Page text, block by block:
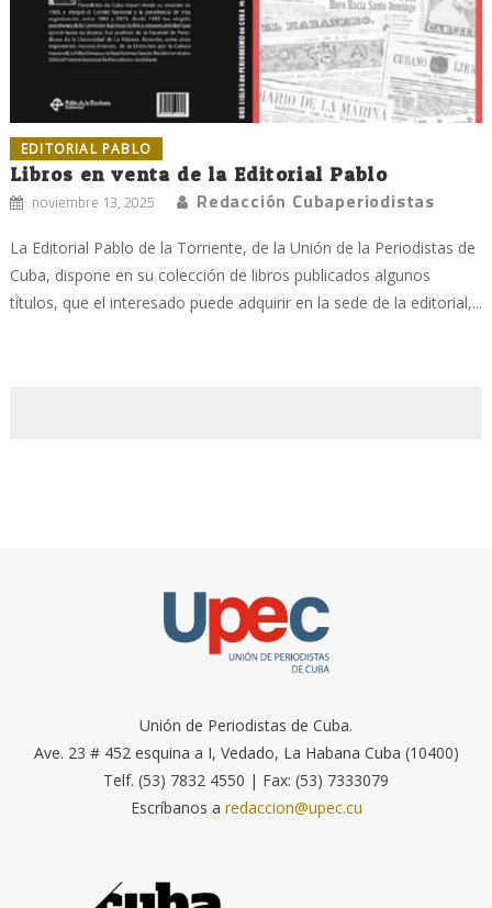
EDITORIAL PABLO
Libros en venta de la Editorial Pablo
noviembre 13, 2025 Redacción Cubaperiodistas
La Editorial Pablo de la Torriente, de la Unión de la Periodistas de
Cuba, dispone en su colección de libros publicados algunos
títulos, que el interesado puede adquirir en la sede de la editorial,...
Unión de Periodistas de Cuba.
Ave. 23 # 452 esquina a I, Vedado, La Habana Cuba (10400)
Telf. (53) 7832 4550 | Fax: (53) 7333079
Escríbanos a redaccion@upec.cu